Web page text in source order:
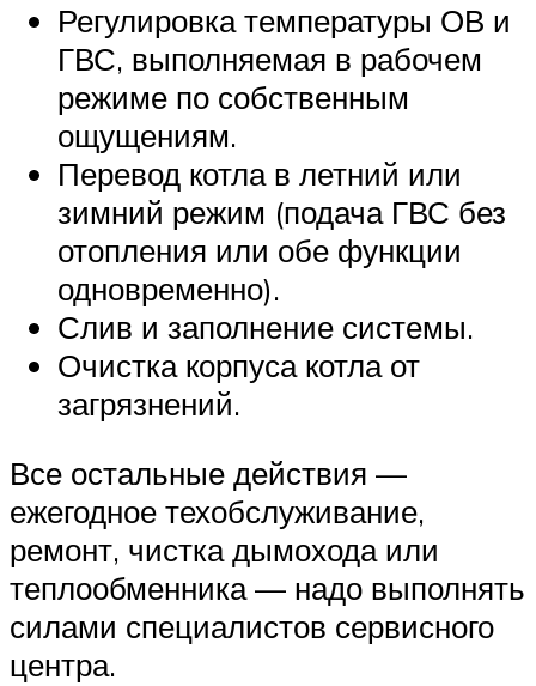
Регулировка температуры ОВ и
ГВС, выполняемая в рабочем
режиме по собственным
ощущениям.
Перевод котла в летний или
зимний режим (подача ГВС без
отопления или обе функции
одновременно).
Слив и заполнение системы.
Очистка корпуса котла от
загрязнений.
Все остальные действия —
ежегодное техобслуживание,
ремонт, чистка дымохода или
теплообменника — надо выполнять
силами специалистов сервисного
центра.